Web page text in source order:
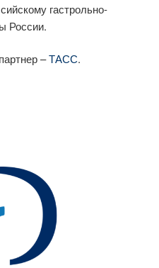
гастрольно-
России.
–ТАСС.